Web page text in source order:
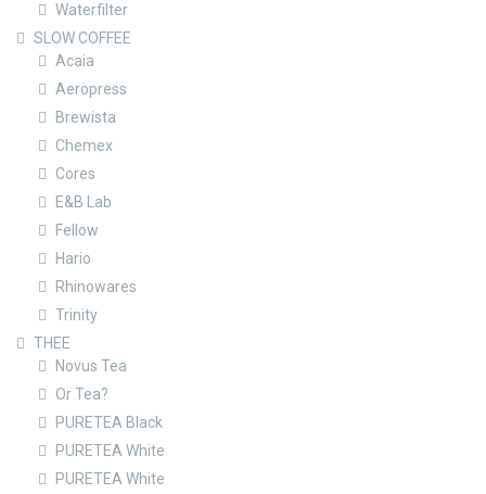
Waterfilter
SLOW COFFEE
Acaia
Aeropress
Brewista
Chemex
Cores
E&B Lab
Fellow
Hario
Rhinowares
Trinity
THEE
Novus Tea
Or Tea?
PURETEA Black
PURETEA White
PURETEA White